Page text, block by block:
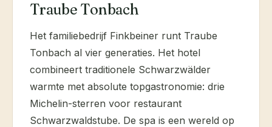
Traube Tonbach
Het familiebedrijf Finkbeiner runt Traube
Tonbach al vier generaties. Het hotel
combineert traditionele Schwarzwälder
warmte met absolute topgastronomie: drie
Michelin-sterren voor restaurant
Schwarzwaldstube. De spa is een wereld op